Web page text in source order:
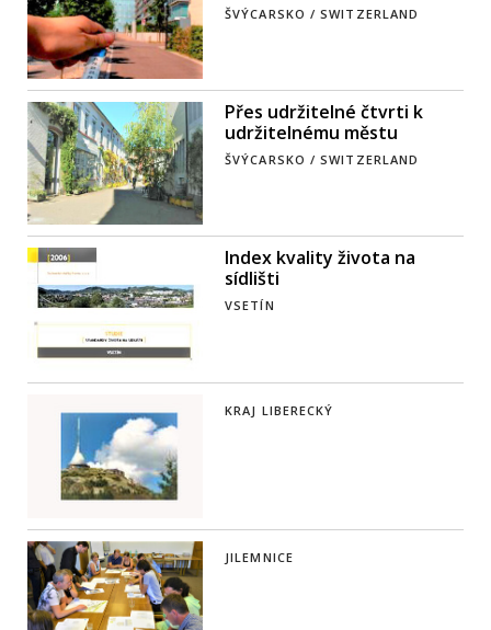
ŠVÝCARSKO / SWITZERLAND
Přes udržitelné čtvrti k
udržitelnému městu
ŠVÝCARSKO / SWITZERLAND
Index kvality života na
sídlišti
VSETÍN
KRAJ LIBERECKÝ
JILEMNICE